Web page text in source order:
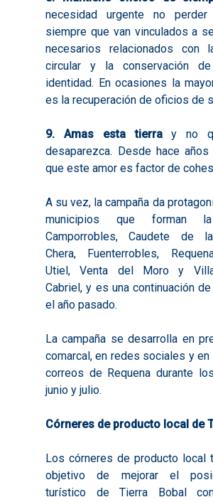
necesidad urgente no
siempre que van vinculados a
necesarios relacionados con
circular y la conservación
identidad. En ocasiones la
es la recuperación de oficios de
9. Amas esta tierray no
desaparezca. Desde hace años
que este amor es factor de
A su vez, la campaña da
municipios que forman la
Camporrobles, Caudete de
Chera, Fuenterrobles,
Utiel, Venta del Moro y
Cabriel, y es una continuación
el año pasado.
La campaña se desarrolla en
comarcal, en redes sociales y en
correos de Requena durante
junio y julio.
Córneres de producto local de
Los córneres de producto local
objetivo de mejorar el
turístico de Tierra Bobal